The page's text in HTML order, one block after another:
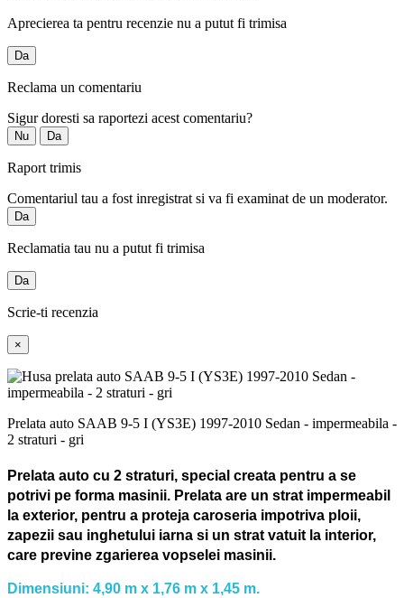
Aprecierea ta pentru recenzie nu a putut fi trimisa
Da
Reclama un comentariu
Sigur doresti sa raportezi acest comentariu?
Nu Da
Raport trimis
Comentariul tau a fost inregistrat si va fi examinat de un moderator.
Da
Reclamatia tau nu a putut fi trimisa
Da
Scrie-ti recenzia
×
Prelata auto SAAB 9-5 I (YS3E) 1997-2010 Sedan - impermeabila -
2 straturi - gri
Prelata auto cu 2 straturi, special creata pentru a se
potrivi pe forma masinii. Prelata are un strat impermeabil
la exterior, pentru a proteja caroseria impotriva ploii,
zapezii sau inghetului iarna si un strat vatuit la interior,
care previne zgarierea vopselei masinii.
Dimensiuni: 4,90 m x 1,76 m x 1,45 m.